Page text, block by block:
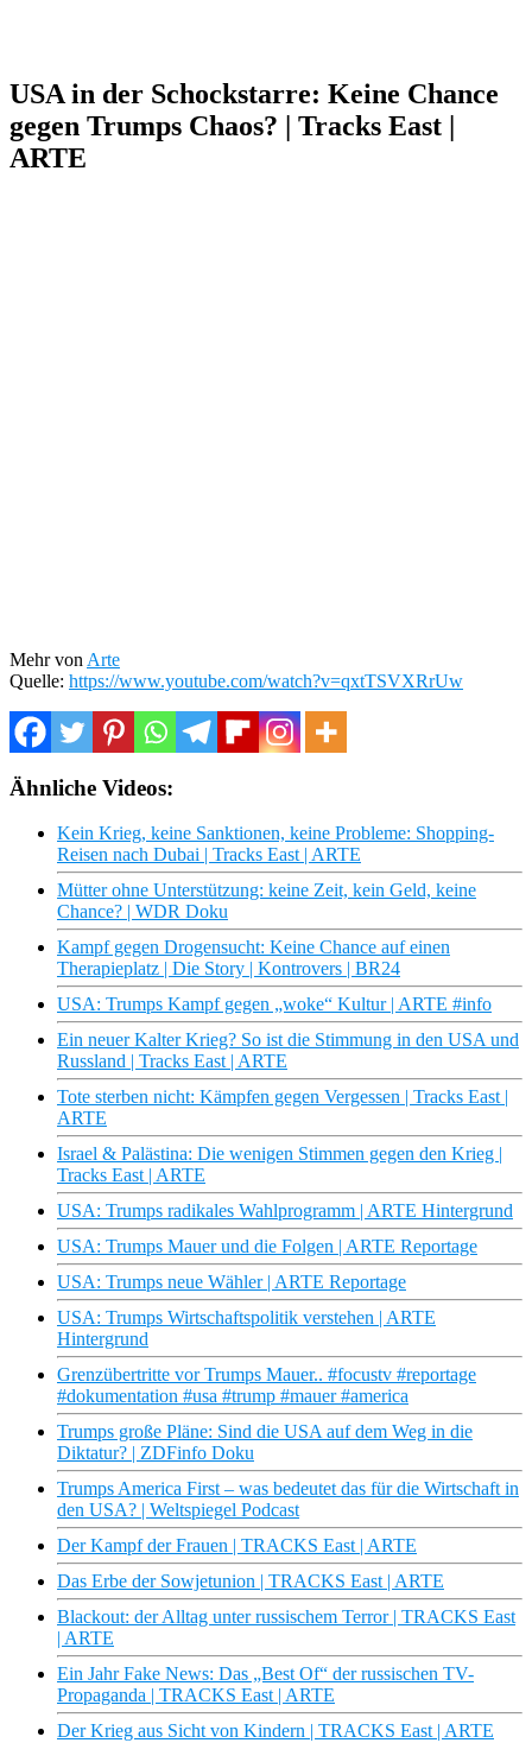
USA in der Schockstarre: Keine Chance
gegen Trumps Chaos? | Tracks East |
ARTE
Mehr von Arte
Quelle: https://www.youtube.com/watch?v=qxtTSVXRrUw
Ähnliche Videos:
Kein Krieg, keine Sanktionen, keine Probleme: Shopping-
Reisen nach Dubai | Tracks East | ARTE
Mütter ohne Unterstützung: keine Zeit, kein Geld, keine
Chance? | WDR Doku
Kampf gegen Drogensucht: Keine Chance auf einen
Therapieplatz | Die Story | Kontrovers | BR24
USA: Trumps Kampf gegen „woke“ Kultur | ARTE #info
Ein neuer Kalter Krieg? So ist die Stimmung in den USA und
Russland | Tracks East | ARTE
Tote sterben nicht: Kämpfen gegen Vergessen | Tracks East |
ARTE
Israel & Palästina: Die wenigen Stimmen gegen den Krieg |
Tracks East | ARTE
USA: Trumps radikales Wahlprogramm | ARTE Hintergrund
USA: Trumps Mauer und die Folgen | ARTE Reportage
USA: Trumps neue Wähler | ARTE Reportage
USA: Trumps Wirtschaftspolitik verstehen | ARTE
Hintergrund
Grenzübertritte vor Trumps Mauer.. #focustv #reportage
#dokumentation #usa #trump #mauer #america
Trumps große Pläne: Sind die USA auf dem Weg in die
Diktatur? | ZDFinfo Doku
Trumps America First – was bedeutet das für die Wirtschaft in
den USA? | Weltspiegel Podcast
Der Kampf der Frauen | TRACKS East | ARTE
Das Erbe der Sowjetunion | TRACKS East | ARTE
Blackout: der Alltag unter russischem Terror | TRACKS East
| ARTE
Ein Jahr Fake News: Das „Best Of“ der russischen TV-
Propaganda | TRACKS East | ARTE
Der Krieg aus Sicht von Kindern | TRACKS East | ARTE